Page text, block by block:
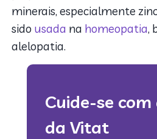
minerais, especialmente
sido usada na homeopatia,
alelopatia.